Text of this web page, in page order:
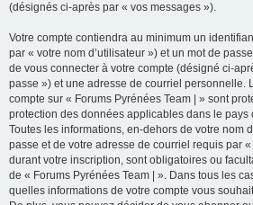
(désignés ci-après par « vos messages »).
Votre compte contiendra au minimum un
par « votre nom d’utilisateur ») et un mot de
de vous connecter à votre compte (désigné ci-
passe ») et une adresse de courriel personnelle.
compte sur « Forums Pyrénées Team | » sont
protection des données applicables dans le pays
Toutes les informations, en-dehors de votre nom
passe et de votre adresse de courriel requis par
durant votre inscription, sont obligatoires ou
de « Forums Pyrénées Team | ». Dans tous les
quelles informations de votre compte vous